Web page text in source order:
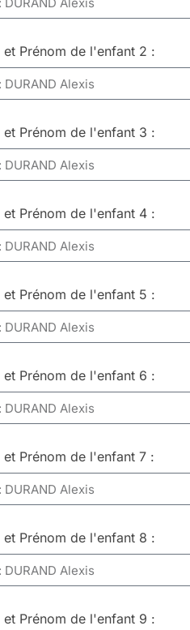
et Prénom de l'enfant 2 :
et Prénom de l'enfant 3 :
et Prénom de l'enfant 4 :
et Prénom de l'enfant 5 :
et Prénom de l'enfant 6 :
et Prénom de l'enfant 7 :
et Prénom de l'enfant 8 :
et Prénom de l'enfant 9 :